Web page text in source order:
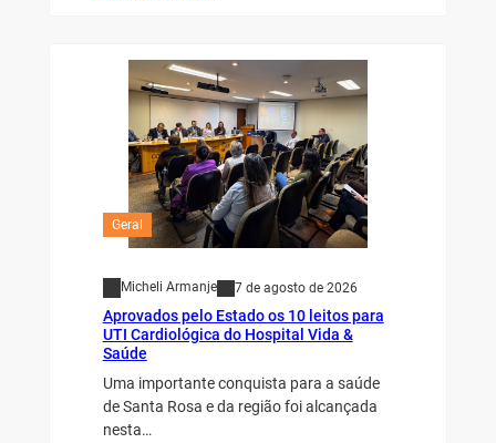
Geral
Micheli Armanje 7 de agosto de 2026
Aprovados pelo Estado os 10 leitos para
UTI Cardiológica do Hospital Vida &
Saúde
Uma importante conquista para a saúde
de Santa Rosa e da região foi alcançada
nesta…